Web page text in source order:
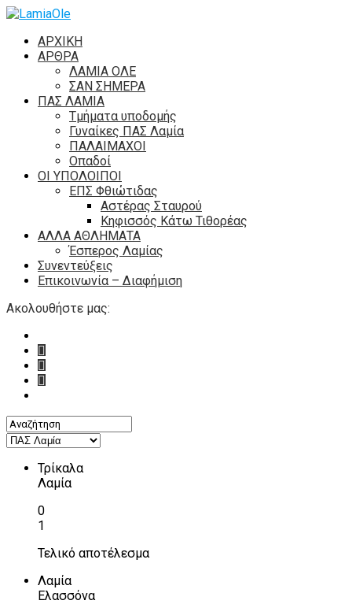
ΑΡΧΙΚΗ
ΑΡΘΡΑ
ΛΑΜΙΑ ΟΛΕ
ΣΑΝ ΣΗΜΕΡΑ
ΠΑΣ ΛΑΜΙΑ
Τμήματα υποδομής
Γυναίκες ΠΑΣ Λαμία
ΠΑΛΑΙΜΑΧΟΙ
Οπαδοί
ΟΙ ΥΠΟΛΟΙΠΟΙ
ΕΠΣ Φθιώτιδας
Αστέρας Σταυρού
Κηφισσός Κάτω Τιθορέας
ΑΛΛΑ ΑΘΛΗΜΑΤΑ
Έσπερος Λαμίας
Συνεντεύξεις
Επικοινωνία – Διαφήμιση
Ακολουθήστε μας:
Τρίκαλα
Λαμία
0
1
Τελικό αποτέλεσμα
Λαμία
Ελασσόνα